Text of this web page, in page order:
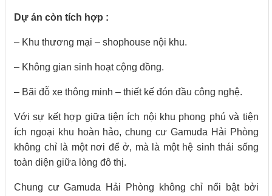
Dự án còn tích hợp :
– Khu thương mại – shophouse nội khu.
– Không gian sinh hoạt cộng đồng.
– Bãi đỗ xe thông minh – thiết kế đón đầu công nghệ.
Với sự kết hợp giữa tiện ích nội khu phong phú và tiện
ích ngoại khu hoàn hảo, chung cư Gamuda Hải Phòng
không chỉ là một nơi để ở, mà là một hệ sinh thái sống
toàn diện giữa lòng đô thị.
Chung cư Gamuda Hải Phòng không chỉ nổi bật bởi